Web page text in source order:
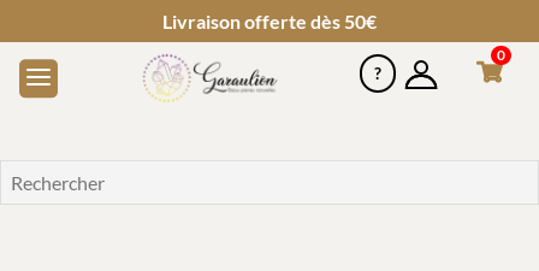
Livraison offerte dès 50€
0